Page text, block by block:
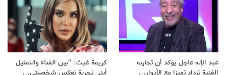
عبد الإله عاجل يؤكد أن تجاربه
الفنية تزداد تميزا مع الأدوار…
كريمة غيث: “بين الغناء والتمثيل
أبني تجربة تعكس شخصيتي…